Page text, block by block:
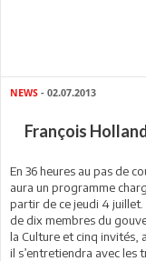
NEWS - 02.07.2013
François
En 36 heures au pas de
aura un programme
partir de ce jeudi 4
de dix membres du
la Culture et cinq invités,
il s’entretiendra avec les